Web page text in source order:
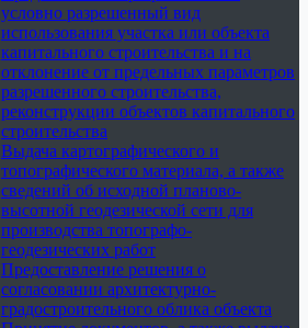
условно разрешенный вид
использования участка или объекта
капитального строительства и на
отклонение от предельных параметров
разрешенного строительства,
реконструкции объектов капитального
строительства
Выдача картографического и
топографического материала, а также
сведений об исходной планово-
высотной геодезической сети для
производства топографо-
геодезических работ
Предоставление решения о
согласовании архитектурно-
градостроительного облика объекта